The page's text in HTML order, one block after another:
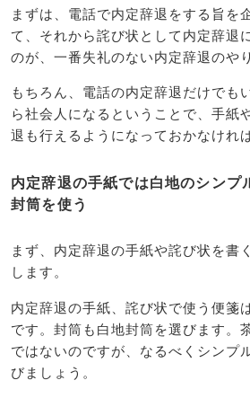
まずは、電話で内定辞退をする旨を
て、それから詫び状として内定辞退
のが、一番失礼のない内定辞退のや
もちろん、電話の内定辞退だけでも
ら社会人になるということで、手紙
退も行えるようになっておかなけれ
内定辞退の手紙では白地のシンプ
封筒を使う
まず、内定辞退の手紙や詫び状を書
します。
内定辞退の手紙、詫び状で使う便箋
です。封筒も白地封筒を選びます。
ではないのですが、なるべくシンプ
びましょう。